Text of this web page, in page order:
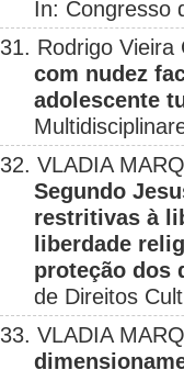
In: Congresso
31. Rodrigo
com nudez
adolescente
32. VLADIA
Segundo
restritivas à
liberdade
proteção dos
de Direitos
33. VLADIA